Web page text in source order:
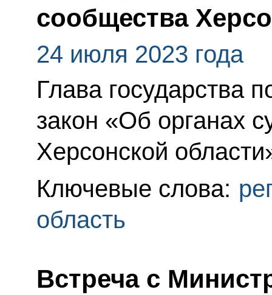
сообщества
24 июля 2023 года
Глава государства
закон «Об органах
Херсонской
Ключевые слова:
область
Встреча с